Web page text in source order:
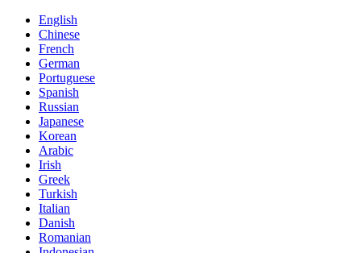
English
Chinese
French
German
Portuguese
Spanish
Russian
Japanese
Korean
Arabic
Irish
Greek
Turkish
Italian
Danish
Romanian